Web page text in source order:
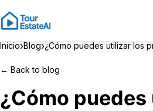
Inicio›Blog›¿Cómo puedes utilizar los
← Back to blog
¿Cómo